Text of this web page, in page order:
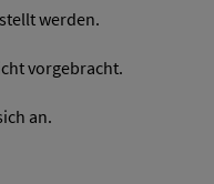
werden.
vorgebracht.
an.